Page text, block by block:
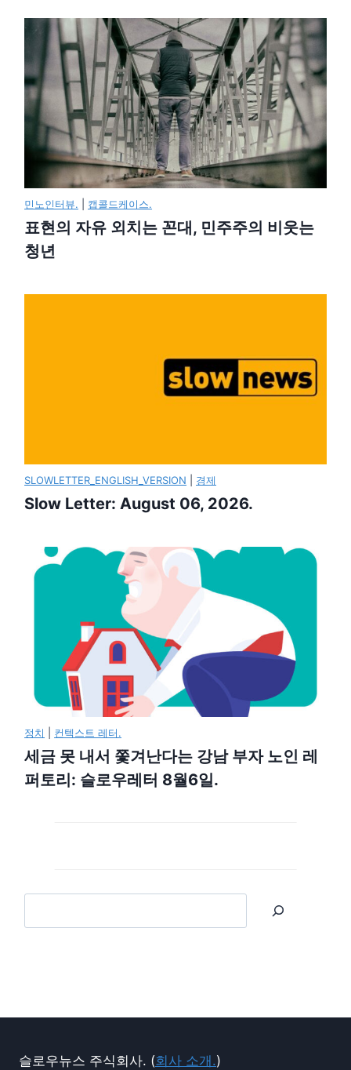
민노인터뷰. 캡콜드케이스.
표현의 자유 외치는 꼰대, 민주주의 비웃는
청년
SLOWLETTER_ENGLISH_VERSION 경제
Slow Letter: August 06, 2026.
정치 컨텍스트 레터.
세금 못 내서 쫓겨난다는 강남 부자 노인 레
퍼토리: 슬로우레터 8월6일.
슬로우뉴스 주식회사. (회사 소개.)